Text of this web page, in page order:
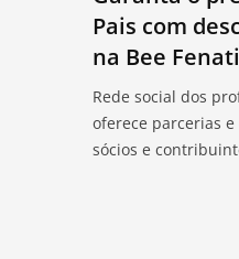
Pais com
na Bee
Rede social dos
oferece parcerias
sócios e